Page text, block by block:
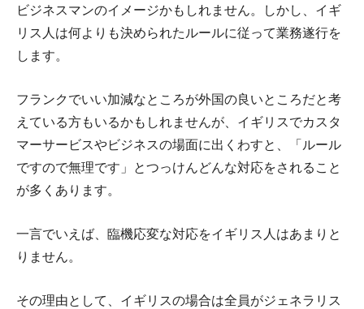
ビジネスマンのイメージかもしれません。しかし、イギ
リス人は何よりも決められたルールに従って業務遂行を
します。
フランクでいい加減なところが外国の良いところだと考
えている方もいるかもしれませんが、イギリスでカスタ
マーサービスやビジネスの場面に出くわすと、「ルール
ですので無理です」とつっけんどんな対応をされること
が多くあります。
一言でいえば、臨機応変な対応をイギリス人はあまりと
りません。
その理由として、イギリスの場合は全員がジェネラリス